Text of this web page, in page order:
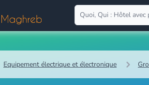
Equipement électrique et électronique